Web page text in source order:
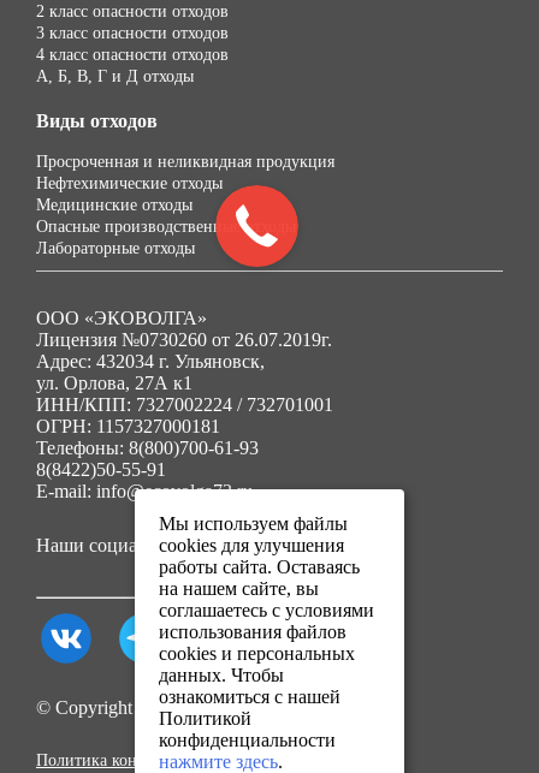
2 класс опасности отходов
3 класс опасности отходов
4 класс опасности отходов
А, Б, В, Г и Д отходы
Виды отходов
Просроченная и неликвидная продукция
Нефтехимические отходы
Медицинские отходы
Опасные производственные отходы
Лабораторные отходы
ООО «ЭКОВОЛГА»
Лицензия №0730260 от 26.07.2019г.
Адрес: 432034 г. Ульяновск,
ул. Орлова, 27А к1
ИНН/КПП: 7327002224 / 732701001
ОГРН: 1157327000181
Телефоны: 8(800)700-61-93
8(8422)50-55-91
E-mail: info@ecovolga73.ru
Наши социальные сети:
© Copyright 2025. Все права защищены.
Политика конфиденциальности
Мы используем файлы
cookies для улучшения
работы сайта. Оставаясь
на нашем сайте, вы
соглашаетесь с условиями
использования файлов
cookies и персональных
данных. Чтобы
ознакомиться с нашей
Политикой
конфиденциальности
нажмите здесь.